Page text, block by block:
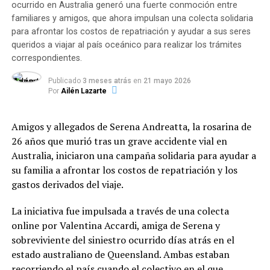
iniciativas complementarias se destacan lostalleres de
oficios (34,3%) , lasactividades deportivas (22,8%),
laspropuestas culturales (14,3%)y otras acciones
comunitarias (28,6%).
Financiamiento, control e inversión
La red se enmarca en la
Ordenanza N.º 12.937
(sancionada en 2024), la cual creó elFondo de
Asistencia Alimentaria
. Este programa se financia
mediante una alícuota específica del Derecho de
Registro e Inspección (DREI) abonado por bancos y
entidades financieras.
Los fondos se destinan al abastecimiento de insumos,
equipamiento de cocina y mejoras de infraestructura
edilicia. Como contraparte, la norma contempla el
vecinos y zonas de vegetación nativa de la provincia.
Varias dotaciones de Bomberos tuvieron que desplegar
un operativo contrarreloj para frenar el avance del
fuego, el cual amenazaba con alcanzar algunas
estructuras edilicias y viviendas cercanas. Tras largas
siniestro, confirmando que las pérdidas materiales
afectaron principalmente a decenas de hectáreas de
malezas y monte natural. Por su parte, el felino que
desencadenó el incidente logró huir del lugar apenas se
iniciaron las primeras llamas, perdiéndose en la
ocurrido en Australia generó una fuerte conmoción entre
familiares y amigos, que ahora impulsan una colecta solidaria
para afrontar los costos de repatriación y ayudar a sus seres
queridos a viajar al país oceánico para realizar los trámites
correspondientes.
Publicado 3 meses atrás en 21 mayo 2026
Por Ailén Lazarte
Amigos y allegados de Serena Andreatta, la rosarina de
26 años que murió tras un grave accidente vial en
Australia, iniciaron una campaña solidaria para ayudar a
su familia a afrontar los costos de repatriación y los
gastos derivados del viaje.
La iniciativa fue impulsada a través de una colecta
online por Valentina Accardi, amiga de Serena y
sobreviviente del siniestro ocurrido días atrás en el
estado australiano de Queensland. Ambas estaban